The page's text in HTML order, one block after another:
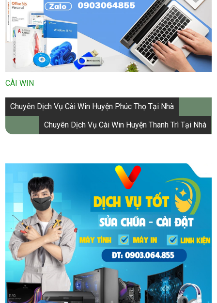
CÀI WIN
Điều
hướng
bài
Chuyên Dịch Vụ Cài Win Huyện Phúc Thọ Tại Nhà
Chuyên Dịch Vụ Cài Win Huyện Thanh Trì Tại Nhà